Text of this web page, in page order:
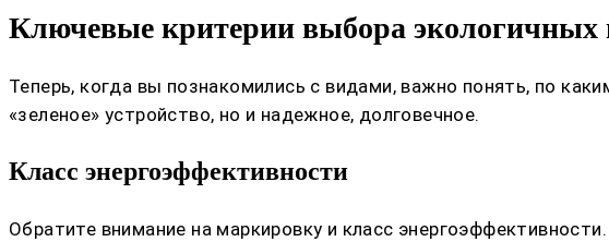
Ключевые критерии выбора экологичных
Теперь, когда вы познакомились с видами, важно понять, по
«зеленое» устройство, но и надежное, долговечное.
Класс энергоэффективности
Обратите внимание на маркировку и класс